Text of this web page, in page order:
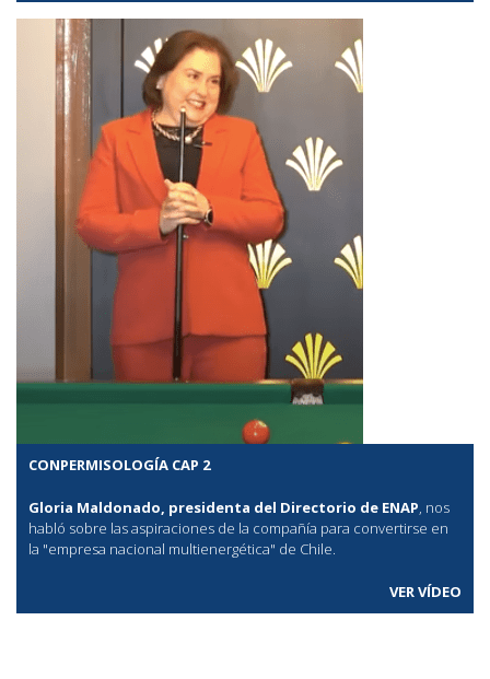
CONPERMISOLOGÍA CAP 2
Gloria Maldonado, presidenta del Directorio de ENAP, nos
habló sobre las aspiraciones de la compañía para convertirse en
la "empresa nacional multienergética" de Chile.
VER VÍDEO